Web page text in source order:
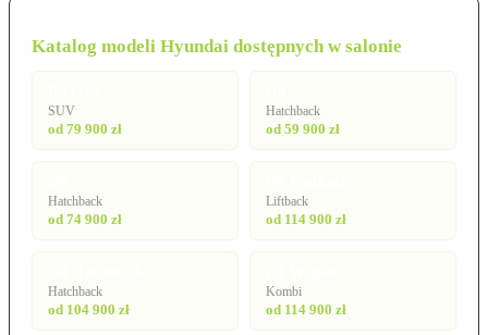
Katalog modeli Hyundai dostępnych w salonie
SUV
od 79 900 zł
Hatchback
od 59 900 zł
Hatchback
od 74 900 zł
Liftback
od 114 900 zł
Hatchback
od 104 900 zł
Kombi
od 114 900 zł